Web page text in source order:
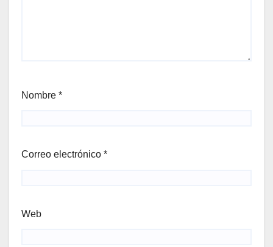
Nombre *
Correo electrónico *
Web